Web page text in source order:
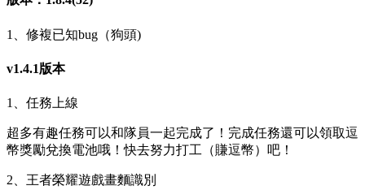
1、修複已知bug（狗頭)
v1.4.1版本
1、任務上線
超多有趣任務可以和隊員一起完成了！完成任務還可以領取逗
幣獎勵兌換電池哦！快去努力打工（賺逗幣）吧！
2、王者榮耀遊戲畫麵識別